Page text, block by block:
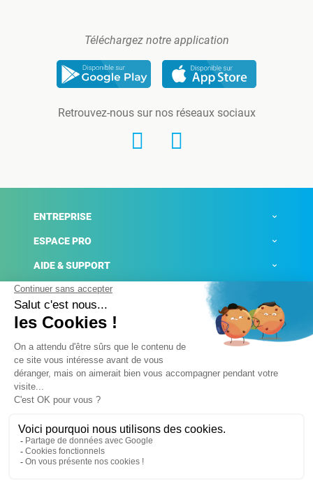
Téléchargez notre application
Retrouvez-nous sur nos réseaux sociaux
ENTREPRISE
ESPACE PRO
AIDE & SUPPORT
ACTUALITÉS
Mentions légales
Conditions générales de ventes
Plateforme de signalement